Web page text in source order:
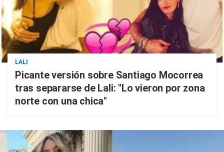
LALI
Picante versión sobre Santiago Mocorrea
tras separarse de Lali: "Lo vieron por zona
norte con una chica"